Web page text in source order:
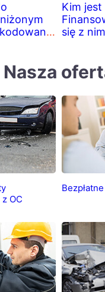
Kim
się z
Nasza
OC